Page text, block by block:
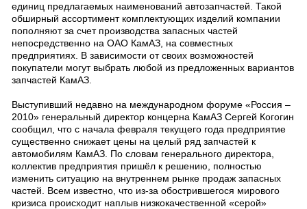
единиц предлагаемых наименований автозапчастей. Такой
обширный ассортимент комплектующих изделий компании
пополняют за счет производства запасных частей
непосредственно на ОАО КамАЗ, на совместных
предприятиях. В зависимости от своих возможностей
покупатели могут выбрать любой из предложенных вариантов
запчастей КамАЗ.
Выступивший недавно на международном форуме «Россия –
2010» генеральный директор концерна КамАЗ Сергей Когогин
сообщил, что с начала февраля текущего года предприятие
существенно снижает цены на целый ряд запчастей к
автомобилям КамАЗ. По словам генерального директора,
коллектив предприятия пришёл к решению, полностью
изменить ситуацию на внутреннем рынке продаж запасных
частей. Всем известно, что из-за обострившегося мирового
кризиса происходит наплыв низкокачественной «серой»